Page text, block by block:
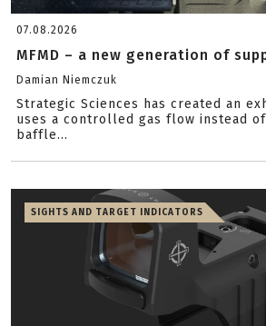
07.08.2026
MFMD – a new generation of
Damian Niemczuk
Strategic Sciences has created an
uses a controlled gas flow instead
baffle...
SIGHTS AND TARGET INDICATORS